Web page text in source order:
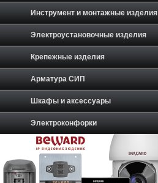
Инструмент и монтажные изделия
Электроустановочные изделия
Крепежные изделия
Арматура СИП
Шкафы и аксессуары
Электроконфорки